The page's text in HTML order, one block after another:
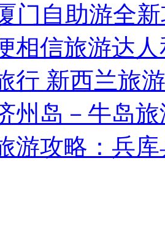
门自助游全
相信旅游达
行 新西兰旅
州岛－牛岛
游攻略：兵